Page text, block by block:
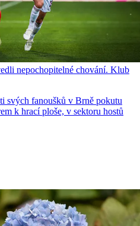
nepochopitelné chování. Klub
svých fanoušků v Brně pokutu
k hrací ploše, v sektoru hostů